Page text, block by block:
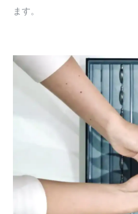
ます。